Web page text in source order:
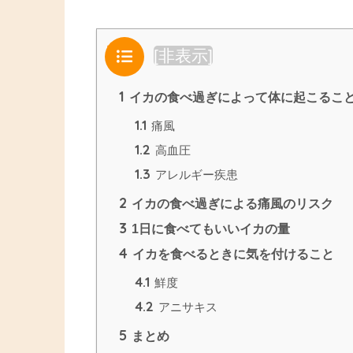
目次 [非表示]
1 イカの食べ過ぎによって体に起こるこ
1.1 痛風
1.2 高血圧
1.3 アレルギー疾患
2 イカの食べ過ぎによる痛風のリスク
3 1日に食べてもいいイカの量
4 イカを食べるときに気を付けること
4.1 鮮度
4.2 アニサキス
5 まとめ